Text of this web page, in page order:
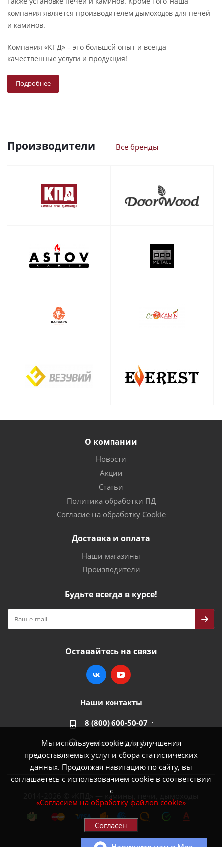
Мы используем cookie для улучшения
предоставляемых услуг и сбора статистических
данных. Продолжая навигацию по сайту, вы
соглашаетесь с использованием cookie в соответствии
с
«Согласием на обработку файлов cookie»
Согласен
компания является производителем дымоходов для печей
и каминов.
Компания «КПД» – это большой опыт и всегда
качественные услуги и продукция!
Подробнее
Производители Все бренды
О компании
Новости
Акции
Статьи
Политика обработки ПД
Согласие на обработку Cookie
Доставка и оплата
Наши магазины
Производители
Будьте всегда в курсе!
Оставайтесь на связи
Наши контакты
8 (800) 600-50-07
market@100-kpd.ru
2014-2026 © «КПД» — камины, печи, дымоходы